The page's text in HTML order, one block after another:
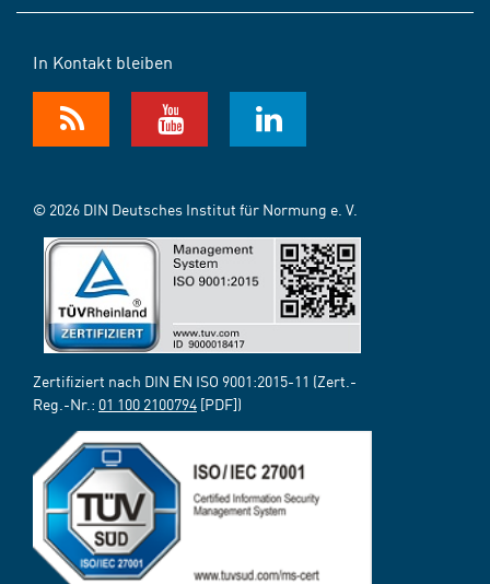
In Kontakt bleiben
© 2026 DIN Deutsches Institut für Normung e. V.
Zertifiziert nach DIN EN ISO 9001:2015-11 (Zert.-
Reg.-Nr.: 01 100 2100794 [PDF])